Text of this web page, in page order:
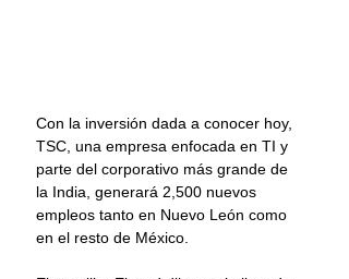
Con la inversión dada a conocer hoy,
TSC, una empresa enfocada en TI y
parte del corporativo más grande de
la India, generará 2,500 nuevos
empleos tanto en Nuevo León como
en el resto de México.